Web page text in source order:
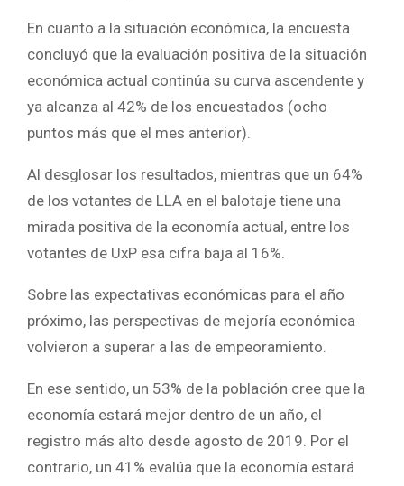
En cuanto a la situación económica, la encuesta
concluyó que la evaluación positiva de la situación
económica actual continúa su curva ascendente y
ya alcanza al 42% de los encuestados (ocho
puntos más que el mes anterior).
Al desglosar los resultados, mientras que un 64%
de los votantes de LLA en el balotaje tiene una
mirada positiva de la economía actual, entre los
votantes de UxP esa cifra baja al 16%.
Sobre las expectativas económicas para el año
próximo, las perspectivas de mejoría económica
volvieron a superar a las de empeoramiento.
En ese sentido, un 53% de la población cree que la
economía estará mejor dentro de un año, el
registro más alto desde agosto de 2019. Por el
contrario, un 41% evalúa que la economía estará